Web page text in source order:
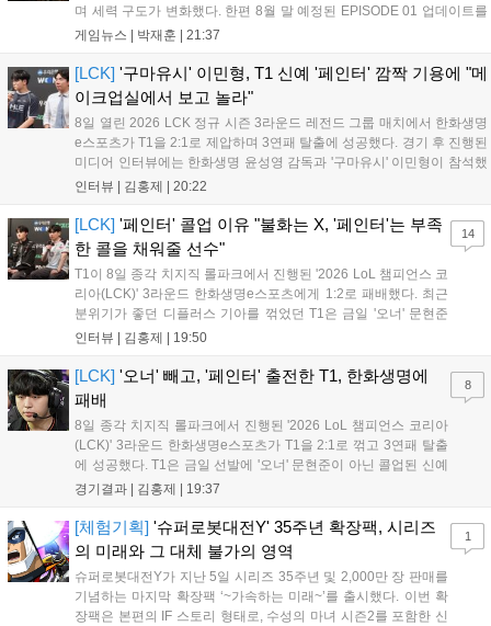
며 세력 구도가 변화했다. 한편 8월 말 예정된 EPISODE 01 업데이트를
통해 월드 콘텐츠가 추가될 예정이며, 이를 통해 추후 주신 및 절대신에
더욱 가속화될 전망이다....
게임뉴스 | 박재훈 | 21:37
[LCK] '구마유시' 이민형, T1 신예 '페인터' 깜짝 기용에 "메
이크업실에서 보고 놀라"
8일 열린 2026 LCK 정규 시즌 3라운드 레전드 그룹 매치에서 한화생명
e스포츠가 T1을 2:1로 제압하며 3연패 탈출에 성공했다. 경기 후 진행된
미디어 인터뷰에는 한화생명 윤성영 감독과 '구마유시' 이민형이 참석했
다. 먼저 승리 소감에 대해 윤성영 감독은 "오랜만에 승리해 기분이 좋고,
인터뷰 | 김홍제 | 20:22
[LCK] '페인터' 콜업 이유 "불화는 X, '페인터'는 부족
한 콜을 채워줄 선수"
T1이 8일 종각 치지직 롤파크에서 진행된 '2026 LoL 챔피언스 코
리아(LCK)' 3라운드 한화생명e스포츠에게 1:2로 패배했다. 최근
분위기가 좋던 디플러스 기아를 꺾었던 T1은 금일 '오너' 문현준
을 빼고 신예 '페인터' 김은후를 투입시키는 강수를 뒀으나 결국
즈' 김수환의 인터뷰 내...
인터뷰 | 김홍제 | 19:50
14
[LCK] '오너' 빼고, '페인터' 출전한 T1, 한화생명에
패배
8일 종각 치지직 롤파크에서 진행된 '2026 LoL 챔피언스 코리아
(LCK)' 3라운드 한화생명e스포츠가 T1을 2:1로 꺾고 3연패 탈출
에 성공했다. T1은 금일 선발에 '오너' 문현준이 아닌 콜업된 신예
'페인터' 김은후를 투입했지만, 결국 1:2로 패배하고 말았다. T1은
을 빼냈다....
경기결과 | 김홍제 | 19:37
8
[체험기획] '슈퍼로봇대전Y' 35주년 확장팩, 시리즈
의 미래와 그 대체 불가의 영역
슈퍼로봇대전Y가 지난 5일 시리즈 35주년 및 2,000만 장 판매를
기념하는 마지막 확장팩 ‘~가속하는 미래~’를 출시했다. 이번 확
장팩은 본편의 IF 스토리 형태로, 수성의 마녀 시즌2를 포함한 신
1